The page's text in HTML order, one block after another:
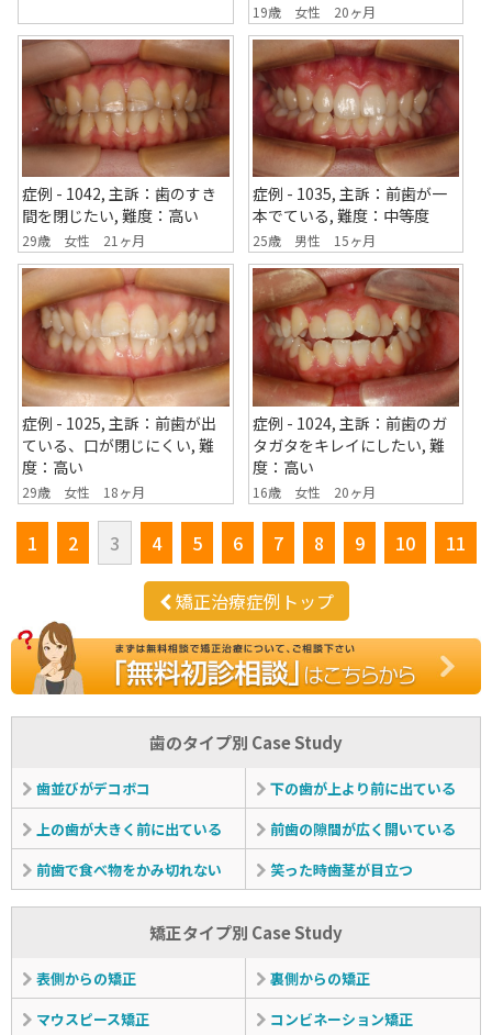
19歳 女性 20ヶ月
症例 - 1042, 主訴：歯のすき
間を閉じたい, 難度：高い
29歳 女性 21ヶ月
症例 - 1035, 主訴：前歯が一
本でている, 難度：中等度
25歳 男性 15ヶ月
症例 - 1025, 主訴：前歯が出
ている、口が閉じにくい, 難
度：高い
29歳 女性 18ヶ月
症例 - 1024, 主訴：前歯のガ
タガタをキレイにしたい, 難
度：高い
16歳 女性 20ヶ月
1 2 3 4 5 6 7 8 9 10 11
矯正治療症例トップ
歯のタイプ別 Case Study
歯並びがデコボコ
下の歯が上より前に出ている
上の歯が大きく前に出ている
前歯の隙間が広く開いている
前歯で食べ物をかみ切れない
笑った時歯茎が目立つ
矯正タイプ別 Case Study
表側からの矯正
裏側からの矯正
マウスピース矯正
コンビネーション矯正